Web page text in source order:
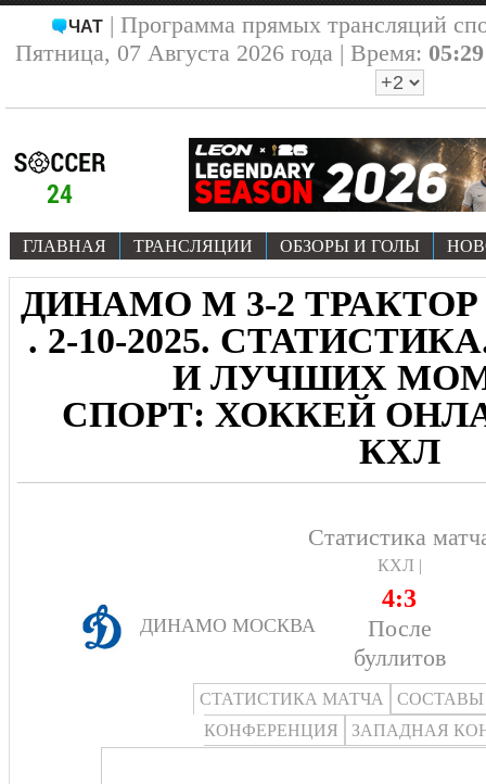
ЧАТ| Программа прямых трансляций
Пятница, 07 Августа 2026 года | Время: 05:29
ГЛАВНАЯ ТРАНСЛЯЦИИ ОБЗОРЫ И ГОЛЫ
ДИНАМО М 3-2
. 2-10-2025.
И ЛУЧШИХ
СПОРТ: ХОККЕЙ
КХЛ
Статистика
КХЛ |
ДИНАМО МОСКВА
4:3
После
буллитов
СТАТИСТИКА МАТЧА
СОСТАВЫ
КОНФЕРЕНЦИЯ
ЗАПАДНАЯ